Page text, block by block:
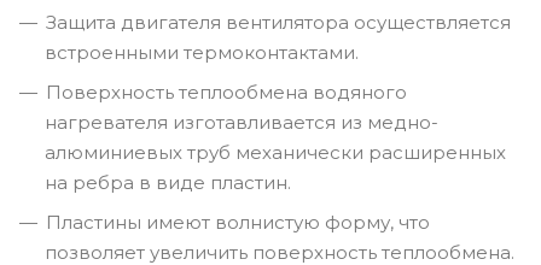
Защита двигателя вентилятора осуществляется
встроенными термоконтактами.
Поверхность теплообмена водяного
нагревателя изготавливается из медно-
алюминиевых труб механически расширенных
на ребра в виде пластин.
Пластины имеют волнистую форму, что
позволяет увеличить поверхность теплообмена.